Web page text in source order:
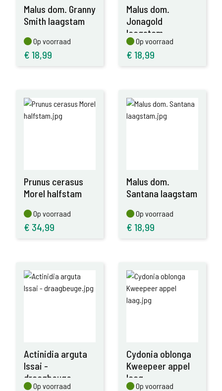
Malus dom. Granny
Smith laagstam
Op voorraad
Op voorraad
€ 18,99
Malus dom.
Jonagold
laagstam
Op voorraad
Op voorraad
€ 18,99
Prunus cerasus
Morel halfstam
Op voorraad
Op voorraad
€ 34,99
Malus dom.
Santana laagstam
Op voorraad
Op voorraad
€ 18,99
Actinidia arguta
Issai -
draagbeuge
Op voorraad
Op voorraad
Cydonia oblonga
Kweepeer appel
laag
Op voorraad
Op voorraad